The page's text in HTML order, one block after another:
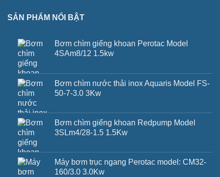
SẢN PHẨM NỔI BẬT
Bơm chìm giếng khoan Perotac Model
4SAm8/12 1.5kw
Bơm chìm nước thải inox Aquaris Model FS-
50-7-3.0 3Kw
Bơm chìm giếng khoan Redpump Model
3SLm4/28-1.5 1.5Kw
Máy bơm trục ngang Perotac model: CM32-
160/3.0 3.0Kw